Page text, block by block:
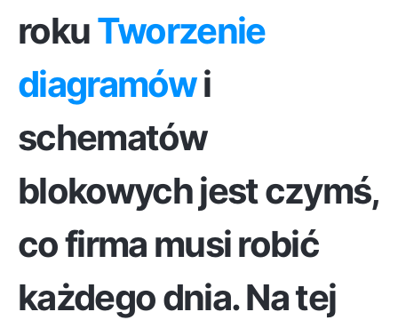
rokuTworzenie
diagramówi
schematów
blokowych jest czymś,
co firma musi robić
każdego dnia. Na tej